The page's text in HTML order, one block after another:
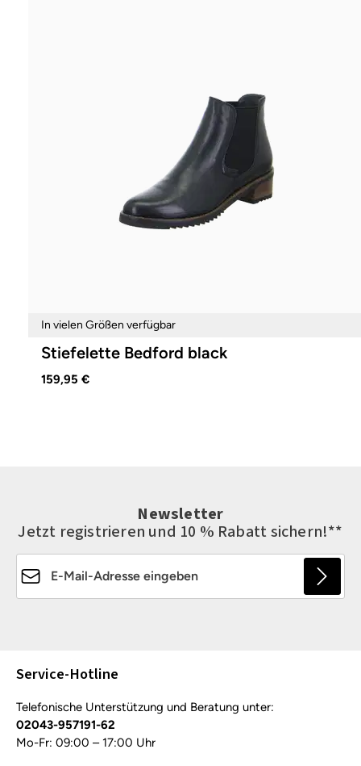
In vielen Größen verfügbar
Stiefelette Bedford black
159,95 €
Newsletter
Jetzt registrieren und 10 % Rabatt sichern!**
Service-Hotline
Telefonische Unterstützung und Beratung unter:
02043-957191-62
Mo-Fr: 09:00 – 17:00 Uhr